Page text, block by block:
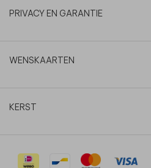
PRIVACY EN GARANTIE
WENSKAARTEN
KERST